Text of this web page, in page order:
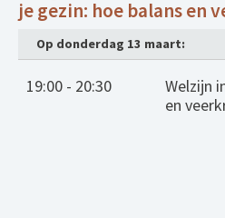
je gezin: hoe balans en
Op donderdag 13 maart:
19:00 - 20:30
Welzijn
en